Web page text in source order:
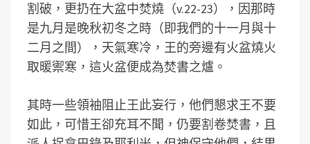
割破，更扔在大盆中焚燒（v.22-23），因那時
是九月是晚秋初冬之時（即我們的十一月與十
二月之間），天氣寒冷，王的旁邊有火盆燒火
取暖禦寒，這火盆便成為焚書之爐。
其時一些領袖阻止王此妄行，他們懇求王不要
如此，可惜王卻充耳不聞，仍要割卷焚書，且